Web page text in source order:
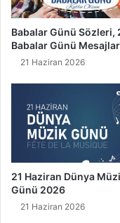
Babalar Günü Sözleri,
Babalar Günü
21 Haziran 2026
21 Haziran Dünya
Günü 2026
21 Haziran 2026